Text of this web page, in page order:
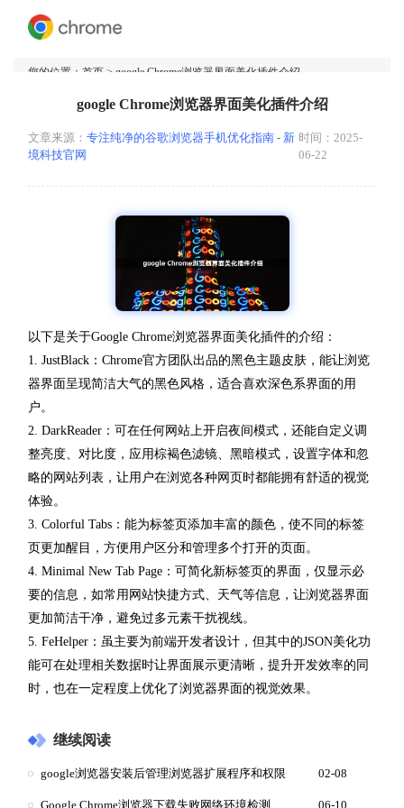
您的位置： 首页 > google Chrome浏览器界面美化插件介绍
google Chrome浏览器界面美化插件介绍
文章来源： 专注纯净的谷歌浏览器手机优化指南 - 新
境科技官网
时间：2025-
06-22
以下是关于Google Chrome浏览器界面美化插件的介绍：
1. JustBlack：Chrome官方团队出品的黑色主题皮肤，能让浏览
器界面呈现简洁大气的黑色风格，适合喜欢深色系界面的用
户。
2. DarkReader：可在任何网站上开启夜间模式，还能自定义调
整亮度、对比度，应用棕褐色滤镜、黑暗模式，设置字体和忽
略的网站列表，让用户在浏览各种网页时都能拥有舒适的视觉
体验。
3. Colorful Tabs：能为标签页添加丰富的颜色，使不同的标签
页更加醒目，方便用户区分和管理多个打开的页面。
4. Minimal New Tab Page：可简化新标签页的界面，仅显示必
要的信息，如常用网站快捷方式、天气等信息，让浏览器界面
更加简洁干净，避免过多元素干扰视线。
5. FeHelper：虽主要为前端开发者设计，但其中的JSON美化功
能可在处理相关数据时让界面展示更清晰，提升开发效率的同
时，也在一定程度上优化了浏览器界面的视觉效果。
继续阅读
google浏览器安装后管理浏览器扩展程序和权限 02-08
Google Chrome浏览器下载失败网络环境检测 06-10